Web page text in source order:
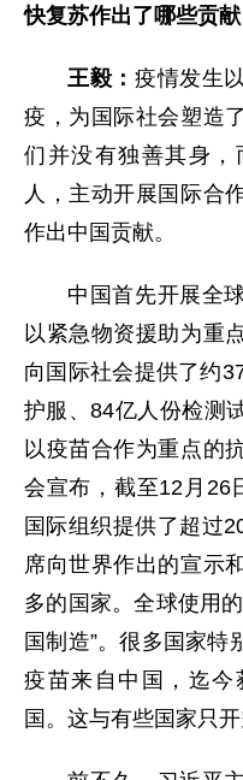
快复苏作出了哪些贡献
王毅： 疫情发生
疫，为国际社会塑造
们并没有独善其身，
人，主动开展国际合
作出中国贡献。
中国首先开展全
以紧急物资援助为重
向国际社会提供了约
护服、84亿人份检测
以疫苗合作为重点的
会宣布，截至12月26
国际组织提供了超过
席向世界作出的宣示
多的国家。全球使用
国制造”。很多国家特
疫苗来自中国，迄今
国。这与有些国家只